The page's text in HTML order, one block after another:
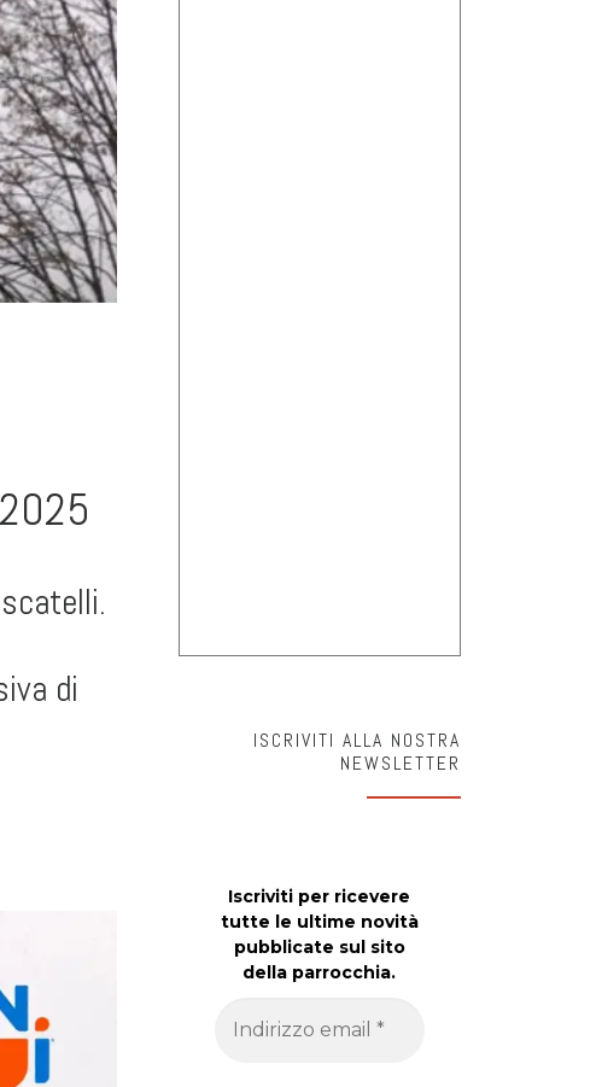
di
ISCRIVITI ALLA NOSTRA
NEWSLETTER
Iscriviti per ricevere
tutte le ultime novità
pubblicate sul sito
della parrocchia.